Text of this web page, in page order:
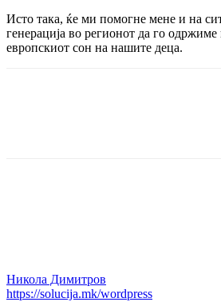
Исто така, ќе ми помогне мене и на
генерација во регионот да го одржиме
европскиот сон на нашите деца.
Никола Димитров
https://solucija.mk/wordpress